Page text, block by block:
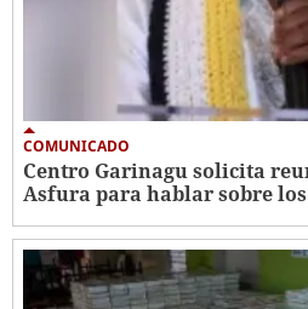
COMUNICADO
Centro Garinagu solicita
Asfura para hablar sobre